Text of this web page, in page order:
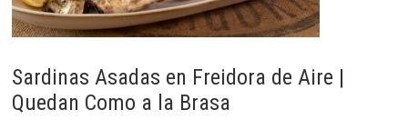
Sardinas Asadas en Freidora de Aire |
Quedan Como a la Brasa